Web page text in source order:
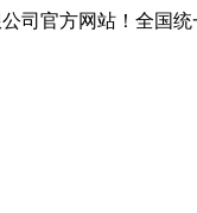
司官方网站！ 全国统